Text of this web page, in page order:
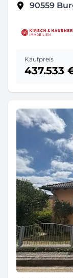
90559
Kaufpreis
437.533